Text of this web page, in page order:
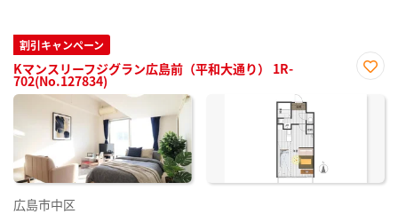
割引キャンペーン
Kマンスリーフジグラン広島前（平和大通り） 1R-
702(No.127834)
に入
広島市中区